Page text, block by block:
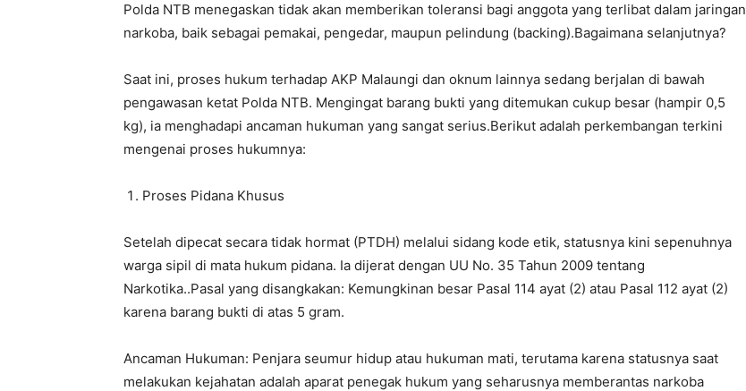
Polda NTB menegaskan tidak akan memberikan toleransi bagi anggota yang terlibat dalam jaringan
narkoba, baik sebagai pemakai, pengedar, maupun pelindung (backing).Bagaimana selanjutnya?
Saat ini, proses hukum terhadap AKP Malaungi dan oknum lainnya sedang berjalan di bawah
pengawasan ketat Polda NTB. Mengingat barang bukti yang ditemukan cukup besar (hampir 0,5
kg), ia menghadapi ancaman hukuman yang sangat serius.Berikut adalah perkembangan terkini
mengenai proses hukumnya:
Proses Pidana Khusus
Setelah dipecat secara tidak hormat (PTDH) melalui sidang kode etik, statusnya kini sepenuhnya
warga sipil di mata hukum pidana. Ia dijerat dengan UU No. 35 Tahun 2009 tentang
Narkotika..Pasal yang disangkakan: Kemungkinan besar Pasal 114 ayat (2) atau Pasal 112 ayat (2)
karena barang bukti di atas 5 gram.
Ancaman Hukuman: Penjara seumur hidup atau hukuman mati, terutama karena statusnya saat
melakukan kejahatan adalah aparat penegak hukum yang seharusnya memberantas narkoba